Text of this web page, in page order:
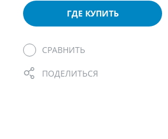
ГДЕ КУПИТЬ
СРАВНИТЬ
ПОДЕЛИТЬСЯ